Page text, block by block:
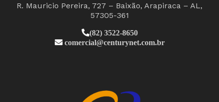
R. Mauricio Pereira, 727 – Baixão, Arapiraca – AL,
57305-361
(82) 3522-8650
comercial@centurynet.com.br